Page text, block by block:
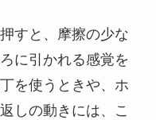
すと、摩擦の少な
に引かれる感覚を
を使うときや、ホ
しの動きには、こ